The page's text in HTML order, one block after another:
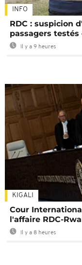
INFO
RDC : suspicion
passagers testés
Il y a 9 heures
KIGALI
Cour
l'affaire RDC-
Il y a 8 heures